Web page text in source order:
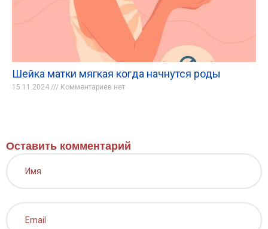
Шейка матки мягкая когда начнутся роды
15.11.2024 Комментариев нет
Оставить комментарий